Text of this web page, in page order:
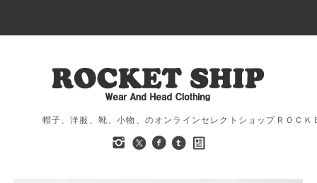
帽子、洋服、靴、小物、のオンラインセレクトショップＲＯＣ